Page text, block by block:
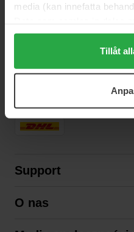
media (kan innefatta
Genom att trycka på "Tillåt
alla cookies, medan du
användningen av cookies.
samt vår Integritetspolicy.
Tillåt
skrzynki? Będziemy wysyłać
BEZPIECZNA
SZYBKA DOSTAWA
Support
Regulamin zakupów
O nas